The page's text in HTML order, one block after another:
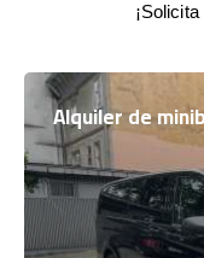
Alquiler de